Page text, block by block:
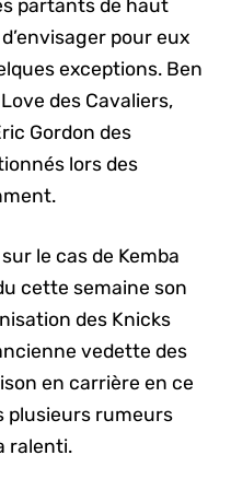
partants de haut
pour eux
exceptions. Ben
des Cavaliers,
Gordon des
lors des
le cas de Kemba
cette semaine son
des Knicks
vedette des
en carrière en ce
plusieurs rumeurs
ralenti.